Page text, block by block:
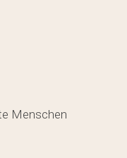
Menschen